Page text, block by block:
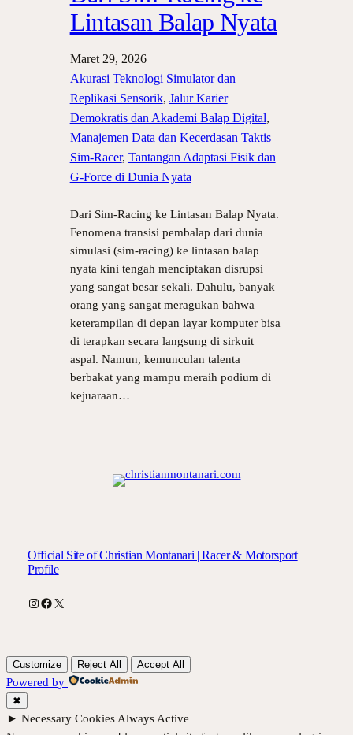
Lintasan Balap Nyata
Maret 29, 2026
Akurasi Teknologi Simulator dan
Replikasi Sensorik, Jalur Karier
Demokratis dan Akademi Balap Digital
Manajemen Data dan Kecerdasan Taktis
Sim-Racer, Tantangan Adaptasi Fisik dan
G-Force di Dunia Nyata
Dari Sim-Racing ke Lintasan Balap Nyata.
Fenomena transisi pembalap dari dunia
simulasi (sim-racing) ke lintasan balap
nyata kini tengah menciptakan disrupsi
yang sangat besar sekali. Dahulu, banyak
orang yang sangat meragukan bahwa
keterampilan di depan layar komputer bisa
di terapkan secara langsung di sirkuit
aspal. Namun, kemunculan talenta
berbakat yang mampu meraih podium di
kejuaraan…
Official Site of Christian Montanari | Racer & Motorsport
Profile
Instagram
Facebook
X
Customize Reject All Accept All
Powered by
✖
► Necessary Cookies Always Active